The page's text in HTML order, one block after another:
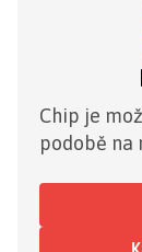
Chip je
podobě na